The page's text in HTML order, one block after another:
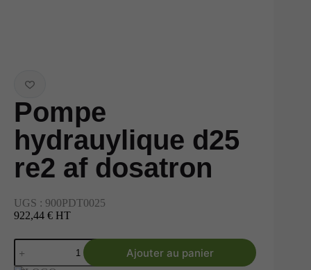
Pompe
hydrauylique d25
re2 af dosatron
UGS : 900PDT0025
922,44 € HT
Ajouter au panier